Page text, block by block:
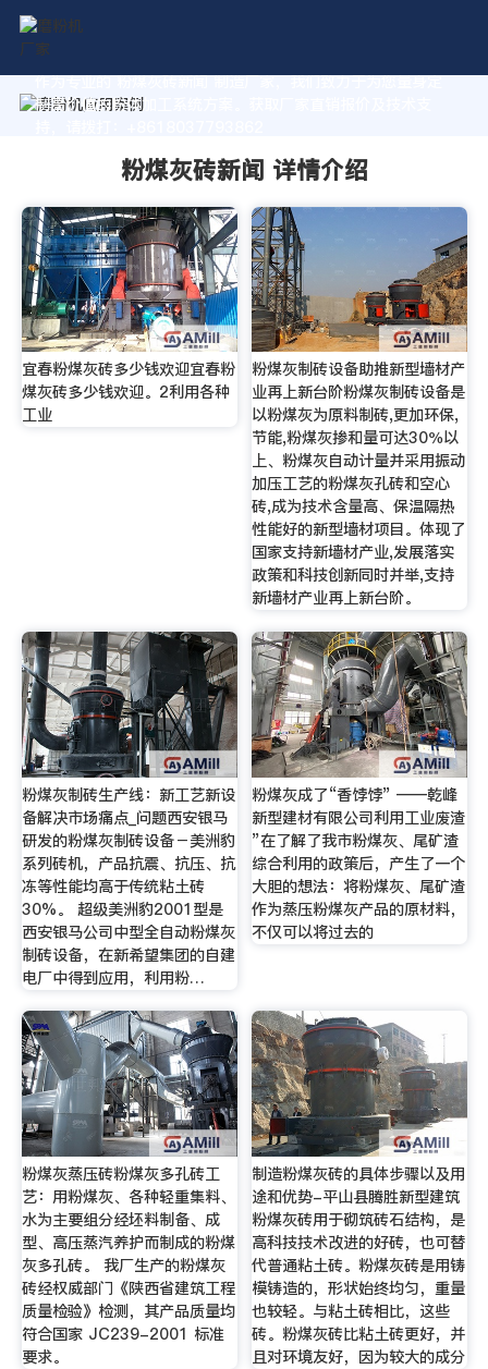
作为专业的 粉煤灰砖新闻 制造厂家，我们致力于为您量身定
制高价值的粉体加工系统方案。获取厂家直销报价及技术支
粉煤灰砖新闻 详情介绍
宜春粉煤灰砖多少钱欢迎宜春粉
煤灰砖多少钱欢迎。2利用各种
工业
粉煤灰制砖设备助推新型墙材产
业再上新台阶粉煤灰制砖设备是
以粉煤灰为原料制砖,更加环保,
节能,粉煤灰掺和量可达30％以
上、粉煤灰自动计量并采用振动
加压工艺的粉煤灰孔砖和空心
砖,成为技术含量高、保温隔热
性能好的新型墙材项目。体现了
国家支持新墙材产业,发展落实
政策和科技创新同时并举,支持
新墙材产业再上新台阶。
粉煤灰制砖生产线：新工艺新设
备解决市场痛点_问题西安银马
研发的粉煤灰制砖设备－美洲豹
系列砖机，产品抗震、抗压、抗
冻等性能均高于传统粘土砖
30%。 超级美洲豹2001型是
西安银马公司中型全自动粉煤灰
制砖设备，在新希望集团的自建
电厂中得到应用，利用粉…
粉煤灰成了“香饽饽” ——乾峰
新型建材有限公司利用工业废渣
”在了解了我市粉煤灰、尾矿渣
综合利用的政策后，产生了一个
大胆的想法：将粉煤灰、尾矿渣
作为蒸压粉煤灰产品的原材料，
不仅可以将过去的
粉煤灰蒸压砖粉煤灰多孔砖工
艺：用粉煤灰、各种轻重集料、
水为主要组分经坯料制备、成
型、高压蒸汽养护而制成的粉煤
灰多孔砖。 我厂生产的粉煤灰
砖经权威部门《陕西省建筑工程
质量检验》检测，其产品质量均
符合国家 JC239-2001 标准
要求。
制造粉煤灰砖的具体步骤以及用
途和优势-平山县腾胜新型建筑
粉煤灰砖用于砌筑砖石结构，是
高科技技术改进的好砖，也可替
代普通粘土砖。粉煤灰砖是用铸
模铸造的，形状始终均匀，重量
也较轻。与粘土砖相比，这些
砖。粉煤灰砖比粘土砖更好，并
且对环境友好，因为较大的成分